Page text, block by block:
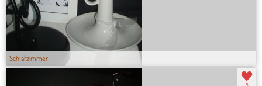
Schlafzimmer